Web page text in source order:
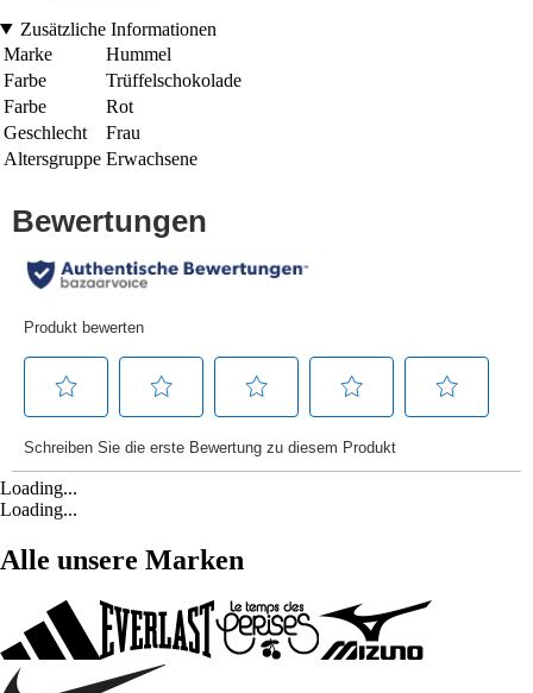
Zusätzliche Informationen
Marke
Hummel
Farbe
Trüffelschokolade
Farbe
Rot
Geschlecht
Frau
Altersgruppe Erwachsene
Loading...
Loading...
Alle unsere Marken